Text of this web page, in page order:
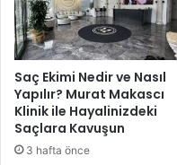
r
a
ç
F
ı
r
s
a
Saç Ekimi Nedir ve Nasıl
Yapılır? Murat Makascı
Klinik ile Hayalinizdeki
Saçlara Kavuşun
3 hafta önce